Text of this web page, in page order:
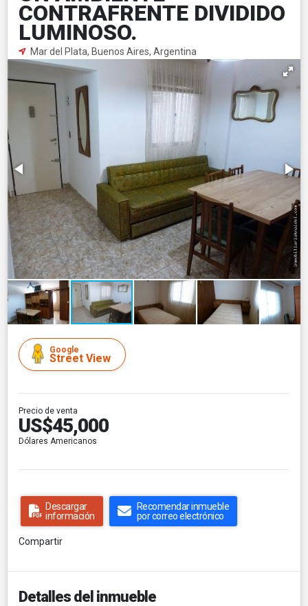
CONTRAFRENTE DIVIDIDO
LUMINOSO.
Mar del Plata, Buenos Aires, Argentina
Google
Street View
Precio de venta
US$45,000
Dólares Americanos
Descargar
información
Recomendar inmueble
por correo electrónico
Compartir
Detalles del inmueble